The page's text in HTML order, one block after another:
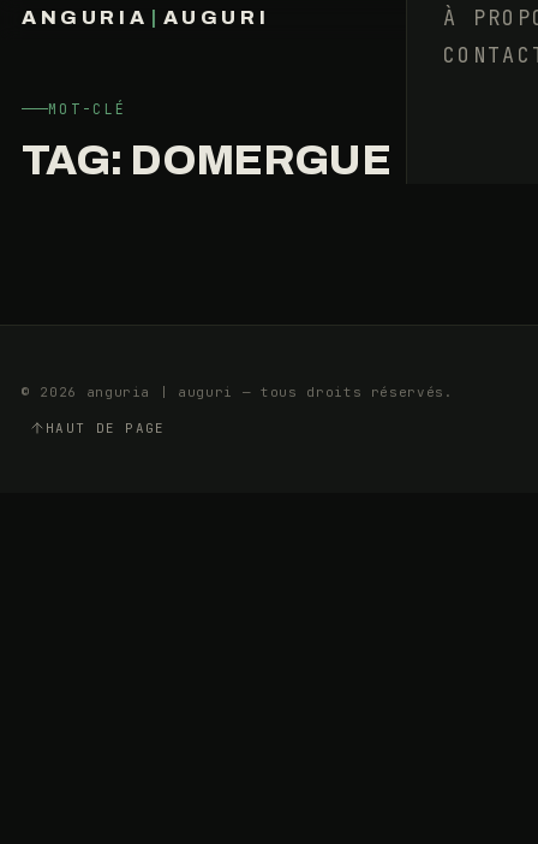
ANGURIA AUGURI
À
MOT-CLÉ
TAG: DOMERGUE
VOUS,
10
MARS
7
MIN
© 2026 anguria | auguri — tous droits réservés.
HAUT DE PAGE